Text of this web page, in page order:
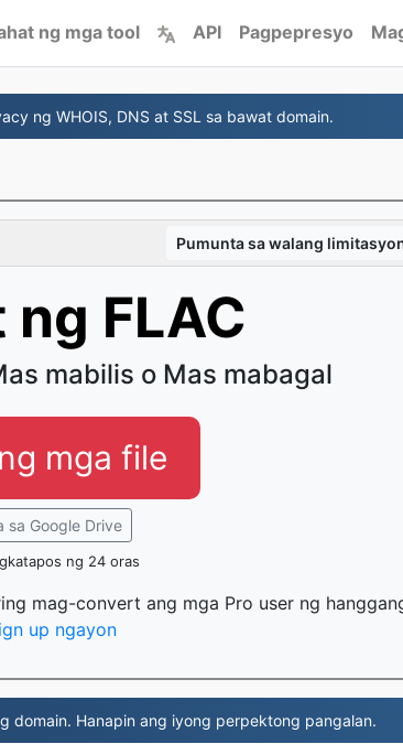
ng mga tool API Pagpepresyo
ng WHOIS, DNS at SSL sa bawat domain.
Pumunta sa walang
FLAC
mabilis o Mas mabagal
mga file
sa Google Drive
ng 24 oras
mag-convert ang mga Pro user ng
up ngayon
Hanapin ang iyong perpektong pangalan.